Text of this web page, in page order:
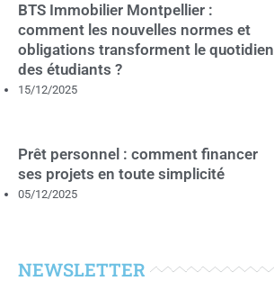
BTS Immobilier Montpellier :
comment les nouvelles normes et
obligations transforment le quotidien
des étudiants ?
15/12/2025
Prêt personnel : comment financer
ses projets en toute simplicité
05/12/2025
NEWSLETTER